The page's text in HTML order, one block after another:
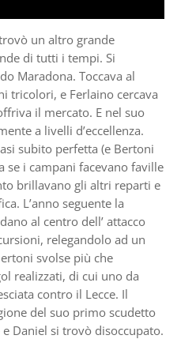
un altro grande
di tutti i tempi. Si
Maradona. Toccava al
tricolori, e Ferlaino cercava
il mercato. E nel suo
a livelli d’eccellenza.
subito perfetta (e Bertoni
se i campani facevano faville
brillavano gli altri reparti e
L’anno seguente la
al centro dell’ attacco
relegandolo ad un
svolse più che
realizzati, di cui uno da
contro il Lecce. Il
del suo primo scudetto
Daniel si trovò disoccupato.